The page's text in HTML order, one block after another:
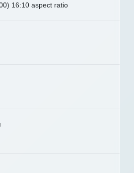
16:10 aspect ratio